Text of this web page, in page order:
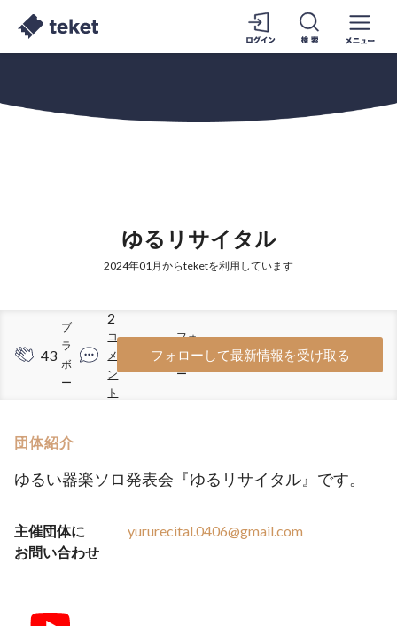
ゆるリサイタル
2024年01月からteketを利用しています
43
ブ
ラ
ボ
ー
2
コ
メ
ン
ト
44
フォ
ロワ
ー
フォローして最新情報を受け取る
団体紹介
ゆるい器楽ソロ発表会『ゆるリサイタル』です。
主催団体に
お問い合わせ
yururecital.0406@gmail.com